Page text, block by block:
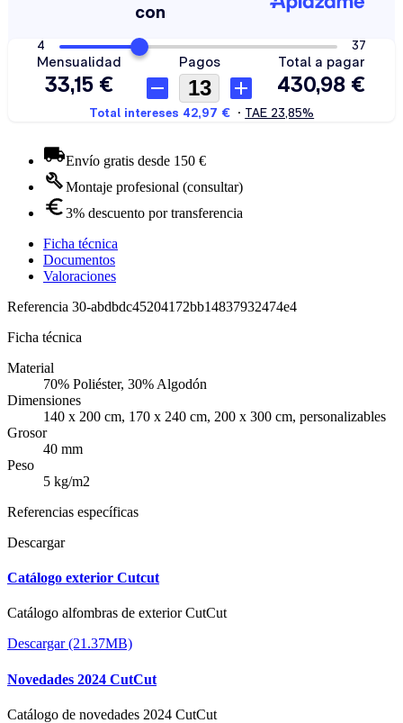
Envío gratis desde 150 €
Montaje profesional (consultar)
3% descuento por transferencia
Ficha técnica
Documentos
Valoraciones
Referencia 30-abdbdc45204172bb14837932474e4
Ficha técnica
Material
70% Poliéster, 30% Algodón
Dimensiones
140 x 200 cm, 170 x 240 cm, 200 x 300 cm, personalizables
Grosor
40 mm
Peso
5 kg/m2
Referencias específicas
Descargar
Catálogo exterior Cutcut
Catálogo alfombras de exterior CutCut
Descargar (21.37MB)
Novedades 2024 CutCut
Catálogo de novedades 2024 CutCut